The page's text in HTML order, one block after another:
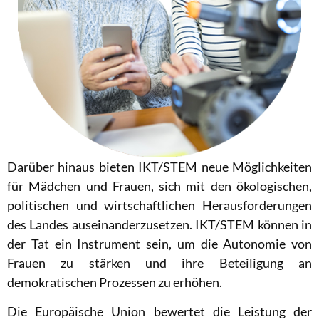
Darüber hinaus bieten IKT/STEM neue Möglichkeiten
für Mädchen und Frauen, sich mit den ökologischen,
politischen und wirtschaftlichen Herausforderungen
des Landes auseinanderzusetzen. IKT/STEM können in
der Tat ein Instrument sein, um die Autonomie von
Frauen zu stärken und ihre Beteiligung an
demokratischen Prozessen zu erhöhen.
Die Europäische Union bewertet die Leistung der